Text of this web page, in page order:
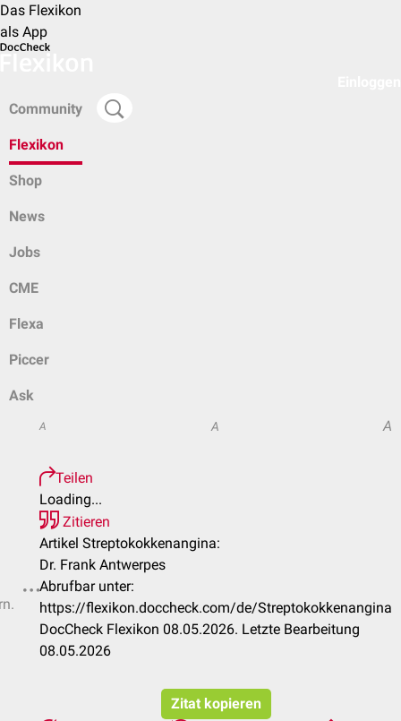
Das Flexikon
als App
Community
Flexikon
Shop
News
Jobs
CME
Flexa
Piccer
Ask
A A A
Teilen
Loading...
Zitieren
Artikel Streptokokkenangina:
Dr. Frank Antwerpes
Abrufbar unter:
https://flexikon.doccheck.com/de/Streptokokkenangina
DocCheck Flexikon 08.05.2026. Letzte Bearbeitung
08.05.2026
Zitat kopieren